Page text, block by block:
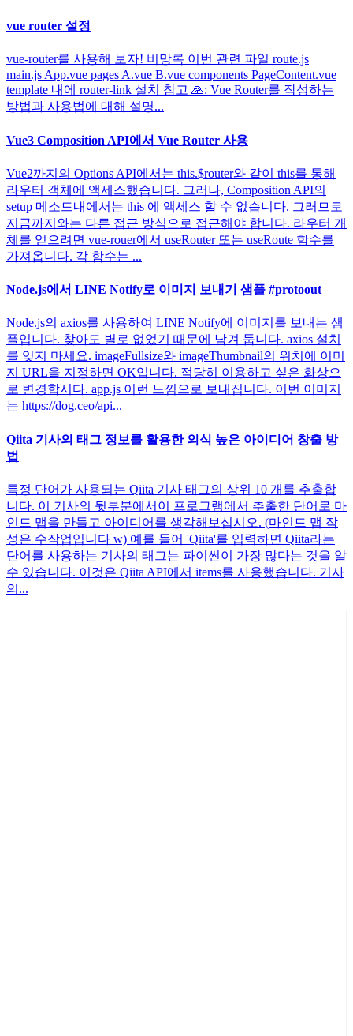
vue router 설정
vue-router를 사용해 보자! 비망록 이번 관련 파일 route.js
main.js App.vue pages A.vue B.vue components PageContent.vue
template 내에 router-link 설치 참고 🙏: Vue Router를 작성하는
방법과 사용법에 대해 설명...
Vue3 Composition API에서 Vue Router 사용
Vue2까지의 Options API에서는 this.$router와 같이 this를 통해
라우터 객체에 액세스했습니다. 그러나, Composition API의
setup 메소드내에서는 this 에 액세스 할 수 없습니다. 그러므로
지금까지와는 다른 접근 방식으로 접근해야 합니다. 라우터 개
체를 얻으려면 vue-rouer에서 useRouter 또는 useRoute 함수를
가져옵니다. 각 함수는 ...
Node.js에서 LINE Notify로 이미지 보내기 샘플 #protoout
Node.js의 axios를 사용하여 LINE Notify에 이미지를 보내는 샘
플입니다. 찾아도 별로 없었기 때문에 남겨 둡니다. axios 설치
를 잊지 마세요. imageFullsize와 imageThumbnail의 위치에 이미
지 URL을 지정하면 OK입니다. 적당히 이용하고 싶은 화상으
로 변경합시다. app.js 이런 느낌으로 보내집니다. 이번 이미지
는 https://dog.ceo/api...
Qiita 기사의 태그 정보를 활용한 의식 높은 아이디어 창출 방
법
특정 단어가 사용되는 Qiita 기사 태그의 상위 10 개를 추출합
니다. 이 기사의 뒷부분에서이 프로그램에서 추출한 단어로 마
인드 맵을 만들고 아이디어를 생각해보십시오. (마인드 맵 작
성은 수작업입니다 w) 예를 들어 'Qiita'를 입력하면 Qiita라는
단어를 사용하는 기사의 태그는 파이썬이 가장 많다는 것을 알
수 있습니다. 이것은 Qiita API에서 items를 사용했습니다. 기사
의...